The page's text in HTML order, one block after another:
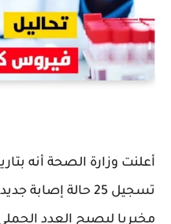
مخبريا ليصبح العدد